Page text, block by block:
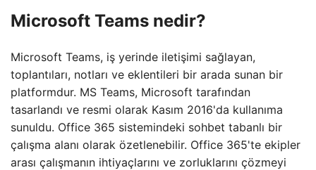
Microsoft Teams nedir?
Microsoft Teams, iş yerinde iletişimi sağlayan,
toplantıları, notları ve eklentileri bir arada sunan bir
platformdur. MS Teams, Microsoft tarafından
tasarlandı ve resmi olarak Kasım 2016'da kullanıma
sunuldu. Office 365 sistemindeki sohbet tabanlı bir
çalışma alanı olarak özetlenebilir. Office 365'te ekipler
arası çalışmanın ihtiyaçlarını ve zorluklarını çözmeyi